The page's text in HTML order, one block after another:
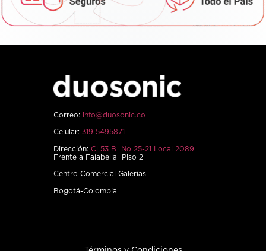
Correo: info@duosonic.co
Celular: 319 5495871
Dirección: Cl 53 B No 25-21 Local 2089
Frente a Falabella Piso 2
Centro Comercial Galerías
Bogotá-Colombia